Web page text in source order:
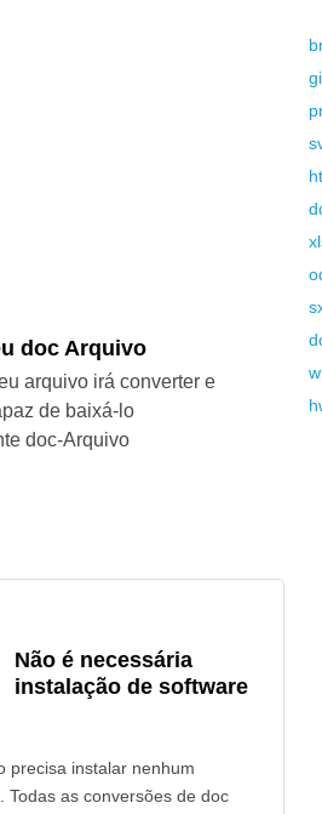
doc Arquivo
arquivo irá converter e
de baixá-lo
doc-Arquivo
Não é necessária
instalação de software
precisa instalar nenhum
Todas as conversões de doc